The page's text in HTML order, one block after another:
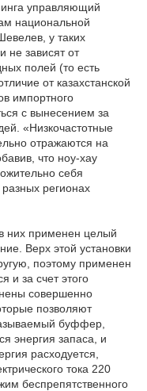
управляющий
национальной
у таких
не зависят от
полей (то есть
от казахстанской
импортного
с вынесением за
«Низкочастотные
отражаются на
что ноу-хау
себя
регионах
них применен целый
Верх этой установки
поэтому применен
и за счет этого
совершенно
позволяют
буффер,
энергия запаса, и
расходуется,
тока 220
беспрепятственного